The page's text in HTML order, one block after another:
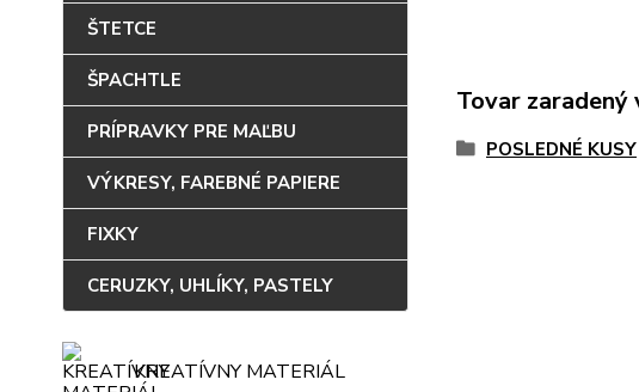
ŠTETCE
ŠPACHTLE
PRÍPRAVKY PRE MAĽBU
VÝKRESY, FAREBNÉ PAPIERE
FIXKY
CERUZKY, UHLÍKY, PASTELY
KREATÍVNY MATERIÁL
Tovar zaradený
POSLEDNÉ KUSY